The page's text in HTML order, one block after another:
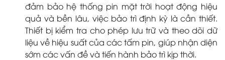
đảm bảo hệ thống pin mặt trời hoạt động hiệu
quả và bền lâu, việc bảo trì định kỳ là cần thiết.
Thiết bị kiểm tra cho phép lưu trữ và theo dõi dữ
liệu về hiệu suất của các tấm pin, giúp nhận diện
sớm các vấn đề và tiến hành bảo trì kịp thời.